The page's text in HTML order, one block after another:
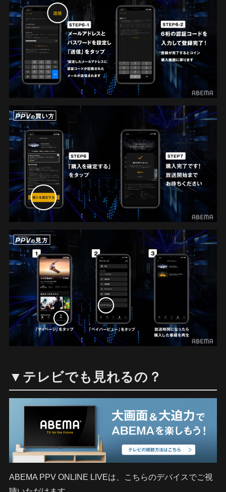
▼テレビでも見れるの？
ABEMA PPV ONLINE LIVEは、こちらのデバイスでご視